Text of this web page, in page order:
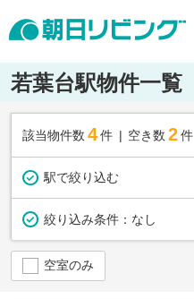
若葉台駅物件一覧
該当物件数 4件 空き数 2 件
駅で絞り込む
絞り込み条件： なし
空室のみ